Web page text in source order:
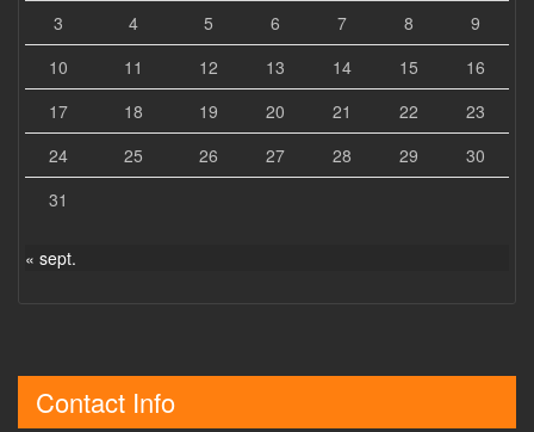
3
4 5 6 7 8
9
10
11 12 13 14 15
16
17
18 19 20 21 22
23
24
25 26 27 28 29
30
31
« sept.
Contact Info